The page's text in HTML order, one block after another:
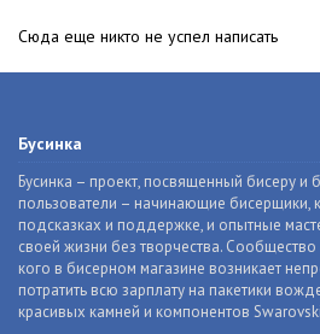
Сюда еще никто не успел написать
Бусинка
Бусинка – проект, посвященный бисеру
пользователи – начинающие бисерщики,
подсказках и поддержке, и опытные
своей жизни без творчества.
кого в бисерном магазине возникает
потратить всю зарплату на пакетики
красивых камней и компонентов